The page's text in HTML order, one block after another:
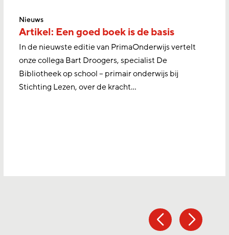
Nieuws
Artikel: Een goed boek is de basis
In de nieuwste editie van PrimaOnderwijs vertelt
onze collega Bart Droogers, specialist De
Bibliotheek op school – primair onderwijs bij
Stichting Lezen, over de kracht…